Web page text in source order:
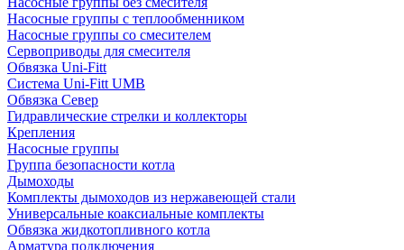
Насосные группы с теплообменником
Насосные группы со смесителем
Сервоприводы для смесителя
Обвязка Uni-Fitt
Система Uni-Fitt UMB
Обвязка Север
Гидравлические стрелки и коллекторы
Крепления
Насосные группы
Группа безопасности котла
Дымоходы
Комплекты дымоходов из нержавеющей стали
Универсальные коаксиальные комплекты
Обвязка жидкотопливного котла
Арматура подключения